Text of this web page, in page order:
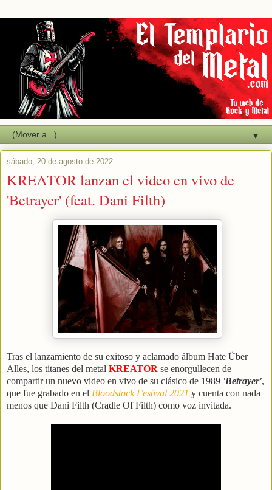
▼
sábado, 20 de agosto de 2022
KREATOR lanzan el video en vivo de
'Betrayer' (feat. Dani Filth)
Tras el lanzamiento de su exitoso y aclamado álbum Hate Über
Alles, los titanes del metal KREATOR se enorgullecen de
compartir un nuevo video en vivo de su clásico de 1989 'Betrayer',
que fue grabado en el Bloodstock Festival 2021 y cuenta con nada
menos que Dani Filth (Cradle Of Filth) como voz invitada.